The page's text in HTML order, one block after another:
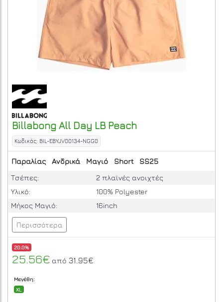
Billabong All Day LBPeach
Κωδικός: BIL-EBYJV00134-NGG0
Παραλίας Ανδρικά Μαγιό Short
SS25
Τσέπες:
2 πλαϊνές ανοιχτές
Υλικό:
100% Polyester
Μήκος Μαγιό:
16inch
Περισσότερα
20.0%
25.56€ από 31.95€
Μεγέθη:
XL